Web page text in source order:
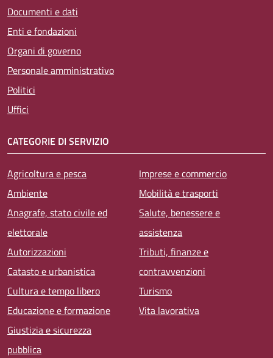
Documenti e dati
Enti e fondazioni
Organi di governo
Personale amministrativo
Politici
Uffici
CATEGORIE DI SERVIZIO
Agricoltura e pesca
Ambiente
Anagrafe, stato civile ed
elettorale
Autorizzazioni
Catasto e urbanistica
Cultura e tempo libero
Educazione e formazione
Giustizia e sicurezza
pubblica
Imprese e commercio
Mobilità e trasporti
Salute, benessere e
assistenza
Tributi, finanze e
contravvenzioni
Turismo
Vita lavorativa